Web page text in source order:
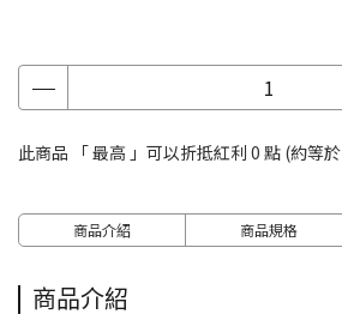
此商品 「 最高 」可以折抵紅利 0 點 (約等於
商品介紹 商品規格
商品介紹